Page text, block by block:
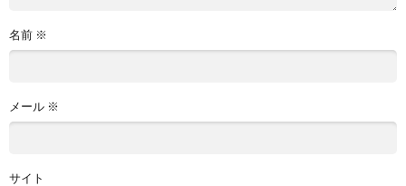
名前 ※
メール ※
サイト